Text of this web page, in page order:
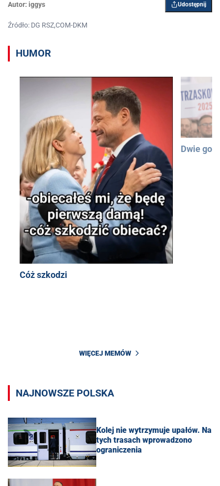
Autor: iggys Udostępnij
Źródło: DG RSZ,COM-DKM
HUMOR
Cóż szkodzi
Dwie
WIĘCEJ MEMÓW
NAJNOWSZE POLSKA
Kolej nie wytrzymuje upałów. Na
tych trasach wprowadzono
ograniczenia